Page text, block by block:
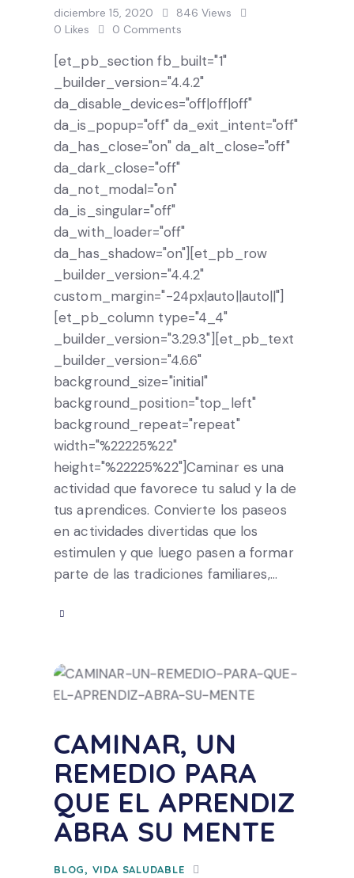
diciembre 15, 2020 846 Views
0 Likes 0 Comments
[et_pb_section fb_built="1"
_builder_version="4.4.2"
da_disable_devices="off|off|off"
da_is_popup="off" da_exit_intent="off"
da_has_close="on" da_alt_close="off"
da_dark_close="off"
da_not_modal="on"
da_is_singular="off"
da_with_loader="off"
da_has_shadow="on"][et_pb_row
_builder_version="4.4.2"
custom_margin="-24px|auto||auto||"]
[et_pb_column type="4_4"
_builder_version="3.29.3"][et_pb_text
_builder_version="4.6.6"
background_size="initial"
background_position="top_left"
background_repeat="repeat"
width="%22225%22"
height="%22225%22"]Caminar es una
actividad que favorece tu salud y la de
tus aprendices. Convierte los paseos
en actividades divertidas que los
estimulen y que luego pasen a formar
parte de las tradiciones familiares,…
CAMINAR, UN
REMEDIO PARA
QUE EL APRENDIZ
ABRA SU MENTE
BLOG, VIDA SALUDABLE